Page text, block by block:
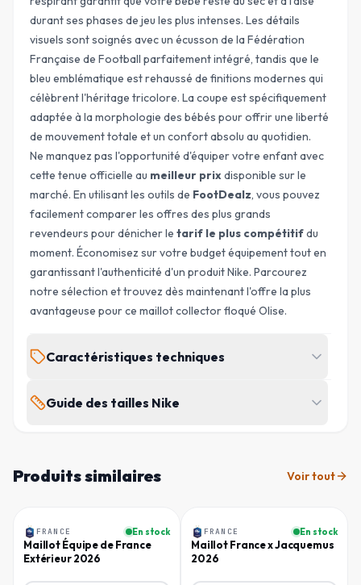
durant ses phases de jeu les plus intenses. Les détails
visuels sont soignés avec un écusson de la Fédération
Française de Football parfaitement intégré, tandis que le
bleu emblématique est rehaussé de finitions modernes qui
célèbrent l'héritage tricolore. La coupe est spécifiquement
adaptée à la morphologie des bébés pour offrir une liberté
de mouvement totale et un confort absolu au quotidien.
Ne manquez pas l'opportunité d'équiper votre enfant avec
cette tenue officielle au meilleur prixdisponible sur le
marché. En utilisant les outils de FootDealz, vous pouvez
facilement comparer les offres des plus grands
revendeurs pour dénicher le tarif le plus compétitifdu
moment. Économisez sur votre budget équipement tout en
garantissant l'authenticité d'un produit Nike. Parcourez
notre sélection et trouvez dès maintenant l'offre la plus
avantageuse pour ce maillot collector floqué Olise.
Caractéristiques techniques
Nike
2026/2027
Michael Olise
FD-CMQ6MU6E
Guide des tailles Nike
POITRINE HANCHES
Preemie 32 33 33
0M / NB 39 - 43
Produits similaires Voir tout
FRANCE En stock
Maillot Équipe de France
Extérieur 2026
FRANCE En stock
Maillot France x Jacquemus
2026